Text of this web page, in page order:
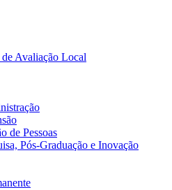
Avaliação Local
de Pessoas
Pós-Graduação e Inovação